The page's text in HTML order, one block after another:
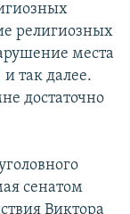
религиозных
места
так далее.
достаточно
сенатом
Виктора